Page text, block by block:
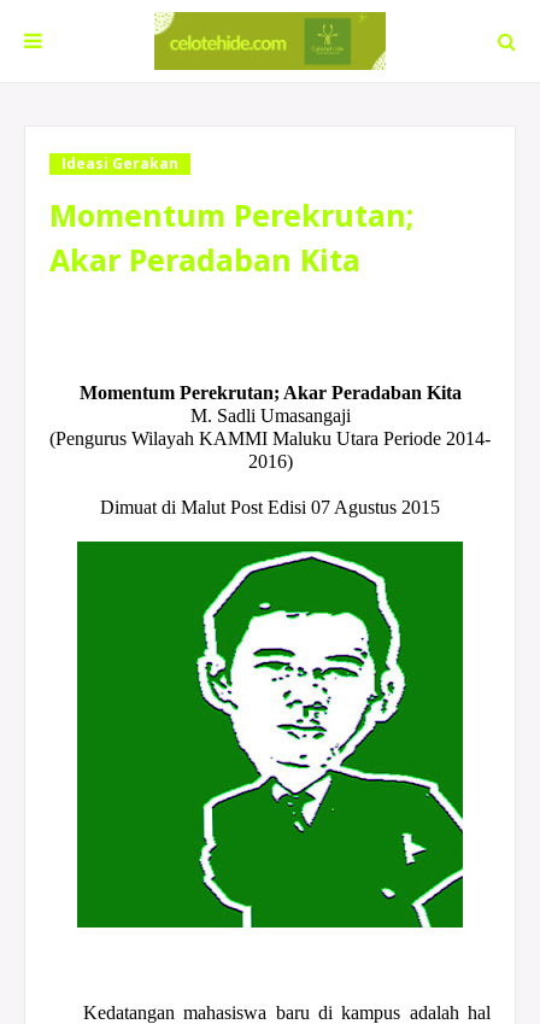
Ideasi Gerakan
Momentum Perekrutan;
Akar Peradaban Kita
Momentum Perekrutan; Akar Peradaban Kita
M. Sadli Umasangaji
(Pengurus Wilayah KAMMI Maluku Utara Periode 2014-
2016)
Dimuat di Malut Post Edisi 07 Agustus 2015
Kedatangan mahasiswa baru di kampus adalah hal